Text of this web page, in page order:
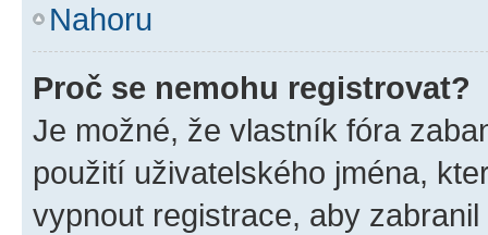
Nahoru
Proč se nemohu registrovat?
Je možné, že vlastník fóra
použití uživatelského jména,
vypnout registrace, aby